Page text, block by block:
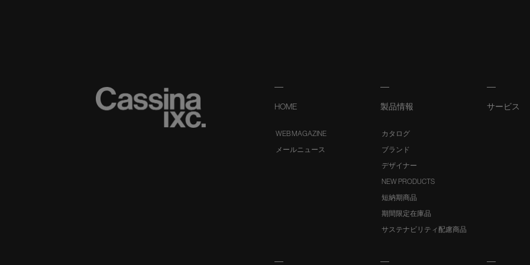
HOME
WEB MAGAZINE
メールニュース
製品情報
カタログ
ブランド
デザイナー
NEW PRODUCTS
短納期商品
期間限定在庫品
サステナビリティ配慮商品
サービス